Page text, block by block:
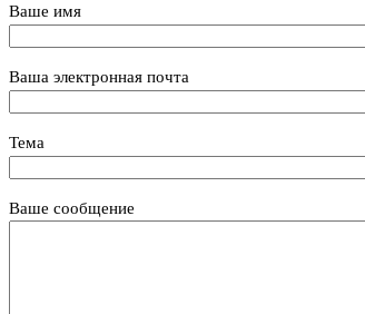
Ваше имя
Ваша электронная почта
Тема
Ваше сообщение